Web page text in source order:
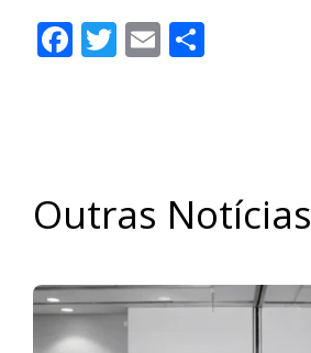
Facebook
Twitter
Email
Outras Notícias